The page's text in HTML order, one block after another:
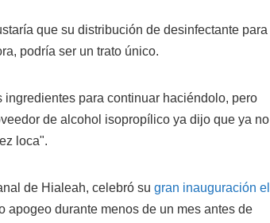
que su distribución de desinfectante para
podría ser un trato único.
para continuar haciéndolo, pero
de alcohol isopropílico ya dijo que ya no
loca".
de Hialeah, celebró su gran inauguración el
apogeo durante menos de un mes antes de